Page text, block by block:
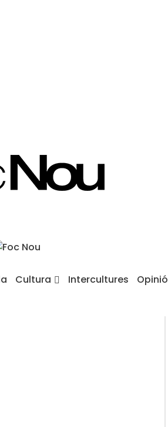
Cultura Intercultures Opinió